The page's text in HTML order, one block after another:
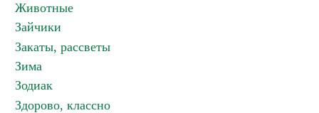
Животные
Зайчики
Закаты, рассветы
Зима
Зодиак
Здорово, классно